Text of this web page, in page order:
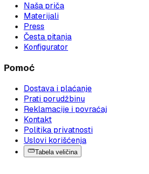
Naša priča
Materijali
Press
Česta pitanja
Konfigurator
Pomoć
Dostava i plaćanje
Prati porudžbinu
Reklamacije i povraćaj
Kontakt
Politika privatnosti
Uslovi korišćenja
Tabela veličina